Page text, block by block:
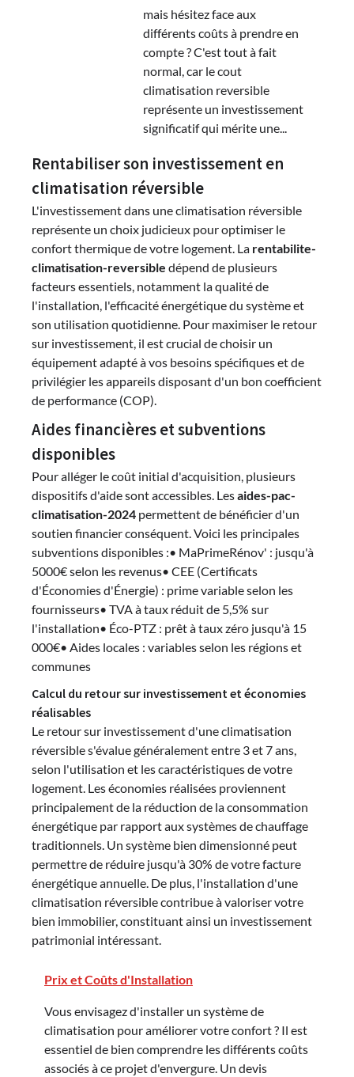
mais hésitez face aux
différents coûts à prendre en
compte ? C'est tout à fait
normal, car le cout
climatisation reversible
représente un investissement
significatif qui mérite une...
Rentabiliser son investissement en
climatisation réversible
L'investissement dans une climatisation réversible
représente un choix judicieux pour optimiser le
confort thermique de votre logement. La rentabilite-
climatisation-reversible dépend de plusieurs
facteurs essentiels, notamment la qualité de
l'installation, l'efficacité énergétique du système et
son utilisation quotidienne. Pour maximiser le retour
sur investissement, il est crucial de choisir un
équipement adapté à vos besoins spécifiques et de
privilégier les appareils disposant d'un bon coefficient
de performance (COP).
Aides financières et subventions
disponibles
Pour alléger le coût initial d'acquisition, plusieurs
dispositifs d'aide sont accessibles. Lesaides-pac-
climatisation-2024 permettent de bénéficier d'un
soutien financier conséquent. Voici les principales
subventions disponibles :• MaPrimeRénov' : jusqu'à
5000€ selon les revenus• CEE (Certificats
d'Économies d'Énergie) : prime variable selon les
fournisseurs• TVA à taux réduit de 5,5% sur
l'installation• Éco-PTZ : prêt à taux zéro jusqu'à 15
000€• Aides locales : variables selon les régions et
communes
Calcul du retour sur investissement et économies
réalisables
Le retour sur investissement d'une climatisation
réversible s'évalue généralement entre 3 et 7 ans,
selon l'utilisation et les caractéristiques de votre
logement. Les économies réalisées proviennent
principalement de la réduction de la consommation
énergétique par rapport aux systèmes de chauffage
traditionnels. Un système bien dimensionné peut
permettre de réduire jusqu'à 30% de votre facture
énergétique annuelle. De plus, l'installation d'une
climatisation réversible contribue à valoriser votre
bien immobilier, constituant ainsi un investissement
patrimonial intéressant.
Prix et Coûts d'Installation
Vous envisagez d'installer un système de
climatisation pour améliorer votre confort ? Il est
essentiel de bien comprendre les différents coûts
associés à ce projet d'envergure. Un devis